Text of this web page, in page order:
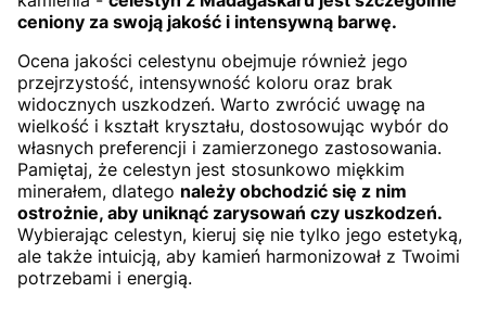
ceniony za swoją jakość i intensywną barwę.
Ocena jakości celestynu obejmuje również jego
przejrzystość, intensywność koloru oraz brak
widocznych uszkodzeń. Warto zwrócić uwagę na
wielkość i kształt kryształu, dostosowując wybór do
własnych preferencji i zamierzonego zastosowania.
Pamiętaj, że celestyn jest stosunkowo miękkim
minerałem, dlatego należy obchodzić się z nim
ostrożnie, aby uniknąć zarysowań czy uszkodzeń.
Wybierając celestyn, kieruj się nie tylko jego estetyką,
ale także intuicją, aby kamień harmonizował z Twoimi
potrzebami i energią.